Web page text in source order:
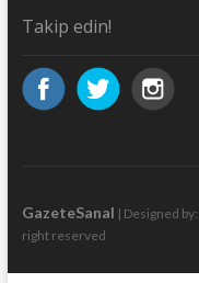
Takip edin!
GazeteSanal | Designed by:
right reserved